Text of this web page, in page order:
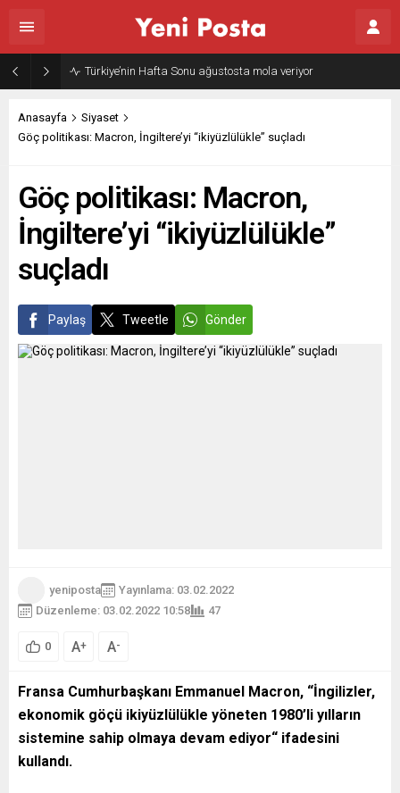
Gazze’nin geleceği: Teknokratik kontrol mü, kolonializm mi?
Anasayfa
Siyaset
Göç politikası: Macron, İngiltere’yi “ikiyüzlülükle” suçladı
Göç politikası: Macron,
İngiltere’yi “ikiyüzlülükle”
suçladı
Paylaş Tweetle Gönder
yeniposta
Yayınlama: 03.02.2022
Düzenleme: 03.02.2022 10:58
47
0 A+ A-
Fransa Cumhurbaşkanı Emmanuel Macron, “İngilizler,
ekonomik göçü ikiyüzlülükle yöneten 1980’li yılların
sistemine sahip olmaya devam ediyor“ ifadesini
kullandı.